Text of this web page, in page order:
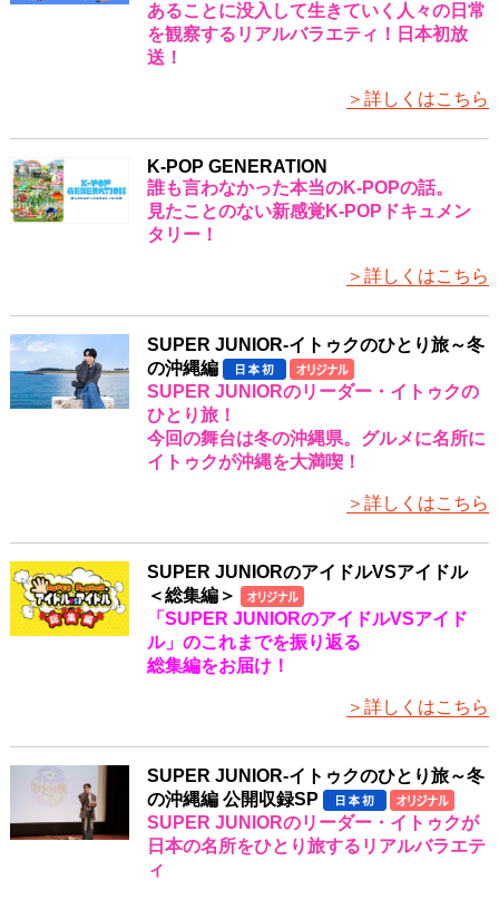
あることに没入して生きていく人々の日常
を観察するリアルバラエティ！日本初放
送！
＞詳しくはこちら
K-POP GENERATION
誰も言わなかった本当のK-POPの話。
見たことのない新感覚K-POPドキュメン
タリー！
＞詳しくはこちら
SUPER JUNIOR-イトゥクのひとり旅～冬
の沖縄編
SUPER JUNIORのリーダー・イトゥクの
ひとり旅！
今回の舞台は冬の沖縄県。グルメに名所に
イトゥクが沖縄を大満喫！
＞詳しくはこちら
SUPER JUNIORのアイドルVSアイドル
＜総集編＞
「SUPER JUNIORのアイドルVSアイド
ル」のこれまでを振り返る
総集編をお届け！
＞詳しくはこちら
SUPER JUNIOR-イトゥクのひとり旅～冬
の沖縄編 公開収録SP
SUPER JUNIORのリーダー・イトゥクが
日本の名所をひとり旅するリアルバラエテ
ィ